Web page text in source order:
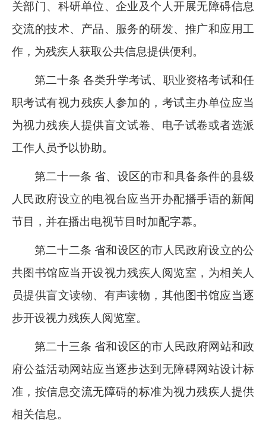
关部门、科研单位、企业及个人开展无障碍信息
交流的技术、产品、服务的研发、推广和应用工
作，为残疾人获取公共信息提供便利。
第二十条 各类升学考试、职业资格考试和任
职考试有视力残疾人参加的，考试主办单位应当
为视力残疾人提供盲文试卷、电子试卷或者选派
工作人员予以协助。
第二十一条 省、设区的市和具备条件的县级
人民政府设立的电视台应当开办配播手语的新闻
节目，并在播出电视节目时加配字幕。
第二十二条 省和设区的市人民政府设立的公
共图书馆应当开设视力残疾人阅览室，为相关人
员提供盲文读物、有声读物，其他图书馆应当逐
步开设视力残疾人阅览室。
第二十三条 省和设区的市人民政府网站和政
府公益活动网站应当逐步达到无障碍网站设计标
准，按信息交流无障碍的标准为视力残疾人提供
相关信息。